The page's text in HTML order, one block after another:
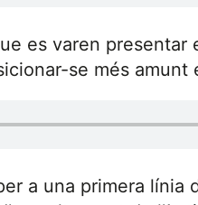
es varen presentar
se més amunt
a una primera línia